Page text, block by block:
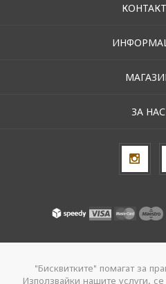
ЗА НАС
Авторски права © 2026
"Бисквитките" помагат за
Използвайки нашите услуги,